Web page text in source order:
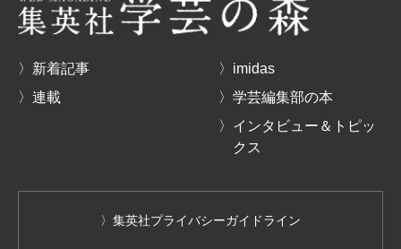
〉新着記事
〉連載
〉imidas
〉学芸編集部の本
〉インタビュー＆トピッ
クス
〉集英社プライバシーガイドライン